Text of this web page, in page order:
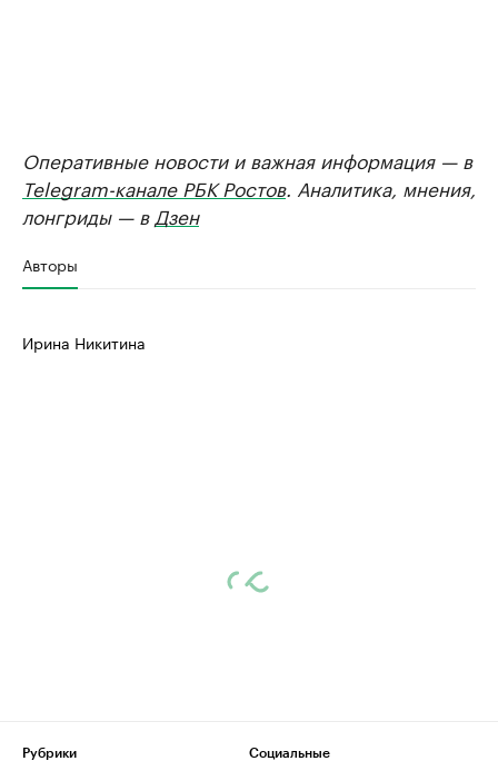
Оперативные новости и важная информация — в
Telegram-канале РБК Ростов. Аналитика, мнения,
лонгриды — в Дзен
Авторы
Ирина Никитина
Рубрики
Социальные